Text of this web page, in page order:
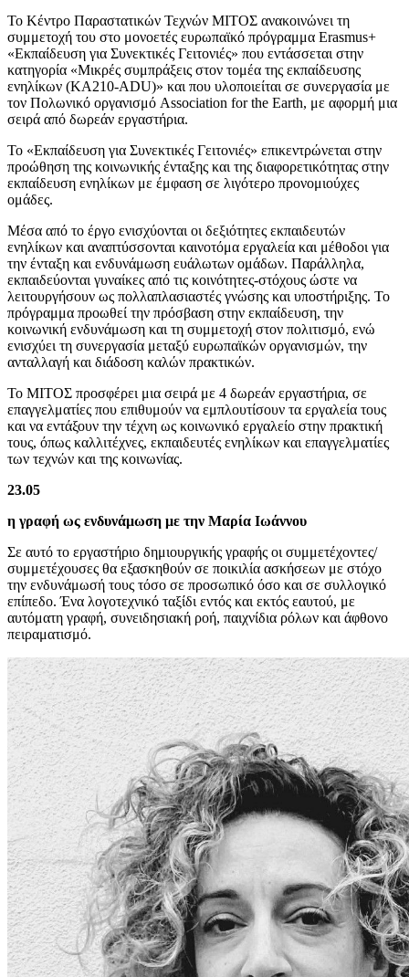
Το Κέντρο Παραστατικών Τεχνών ΜΙΤΟΣ ανακοινώνει τη
συμμετοχή του στο μονοετές ευρωπαϊκό πρόγραμμα Erasmus+
«Εκπαίδευση για Συνεκτικές Γειτονιές» που εντάσσεται στην
κατηγορία «Μικρές συμπράξεις στον τομέα της εκπαίδευσης
ενηλίκων (KA210-ADU)» και που υλοποιείται σε συνεργασία με
τον Πολωνικό οργανισμό Association for the Earth, με αφορμή μια
σειρά από δωρεάν εργαστήρια.
Το «Εκπαίδευση για Συνεκτικές Γειτονιές» επικεντρώνεται στην
προώθηση της κοινωνικής ένταξης και της διαφορετικότητας στην
εκπαίδευση ενηλίκων με έμφαση σε λιγότερο προνομιούχες
ομάδες.
Μέσα από το έργο ενισχύονται οι δεξιότητες εκπαιδευτών
ενηλίκων και αναπτύσσονται καινοτόμα εργαλεία και μέθοδοι για
την ένταξη και ενδυνάμωση ευάλωτων ομάδων. Παράλληλα,
εκπαιδεύονται γυναίκες από τις κοινότητες-στόχους ώστε να
λειτουργήσουν ως πολλαπλασιαστές γνώσης και υποστήριξης. Το
πρόγραμμα προωθεί την πρόσβαση στην εκπαίδευση, την
κοινωνική ενδυνάμωση και τη συμμετοχή στον πολιτισμό, ενώ
ενισχύει τη συνεργασία μεταξύ ευρωπαϊκών οργανισμών, την
ανταλλαγή και διάδοση καλών πρακτικών.
Το ΜΙΤΟΣ προσφέρει μια σειρά με 4 δωρεάν εργαστήρια, σε
επαγγελματίες που επιθυμούν να εμπλουτίσουν τα εργαλεία τους
και να εντάξουν την τέχνη ως κοινωνικό εργαλείο στην πρακτική
τους, όπως καλλιτέχνες, εκπαιδευτές ενηλίκων και επαγγελματίες
των τεχνών και της κοινωνίας.
23.05
η γραφή ως ενδυνάμωση με την Μαρία Ιωάννου
Σε αυτό το εργαστήριο δημιουργικής γραφής οι συμμετέχοντες/
συμμετέχουσες θα εξασκηθούν σε ποικιλία ασκήσεων με στόχο
την ενδυνάμωσή τους τόσο σε προσωπικό όσο και σε συλλογικό
επίπεδο. Ένα λογοτεχνικό ταξίδι εντός και εκτός εαυτού, με
αυτόματη γραφή, συνειδησιακή ροή, παιχνίδια ρόλων και άφθονο
πειραματισμό.